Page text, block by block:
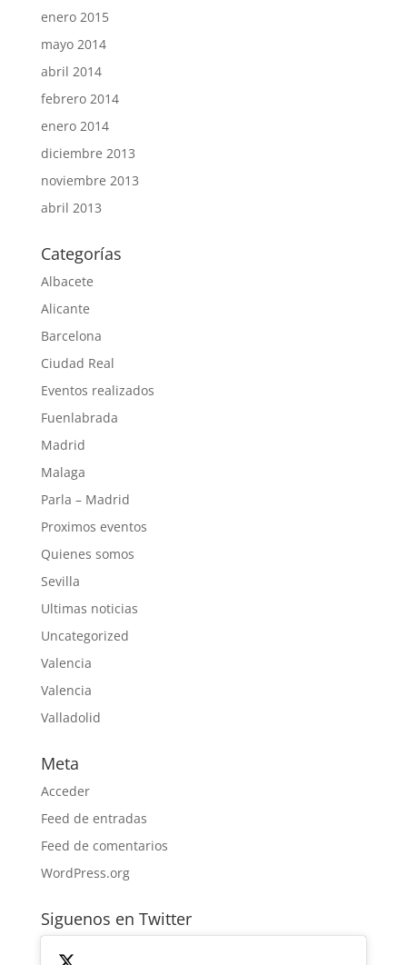
enero 2015
mayo 2014
abril 2014
febrero 2014
enero 2014
diciembre 2013
noviembre 2013
abril 2013
Categorías
Albacete
Alicante
Barcelona
Ciudad Real
Eventos realizados
Fuenlabrada
Madrid
Malaga
Parla – Madrid
Proximos eventos
Quienes somos
Sevilla
Ultimas noticias
Uncategorized
Valencia
Valencia
Valladolid
Meta
Acceder
Feed de entradas
Feed de comentarios
WordPress.org
Siguenos en Twitter